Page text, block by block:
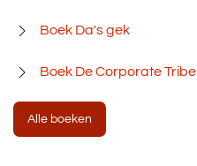
Boek Da's gek
Boek De Corporate Tribe
Alle boeken